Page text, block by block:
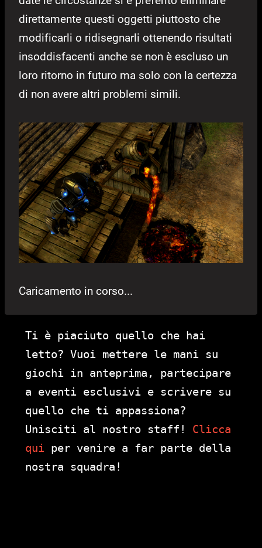
direttamente questi oggetti piuttosto che
modificarli o ridisegnarli ottenendo risultati
insoddisfacenti anche se non è escluso un
loro ritorno in futuro ma solo con la certezza
di non avere altri problemi simili.
Caricamento in corso...
Ti è piaciuto quello che hai
letto? Vuoi mettere le mani su
giochi in anteprima, partecipare
a eventi esclusivi e scrivere su
quello che ti appassiona?
Unisciti al nostro staff! Clicca
qui per venire a far parte della
nostra squadra!